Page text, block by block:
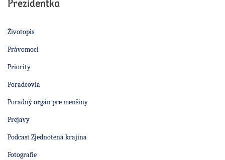
Prezidentka
Životopis
Právomoci
Priority
Poradcovia
Poradný orgán pre menšiny
Prejavy
Podcast Zjednotená krajina
Fotografie